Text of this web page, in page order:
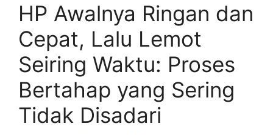
HP Awalnya Ringan dan
Cepat, Lalu Lemot
Seiring Waktu: Proses
Bertahap yang Sering
Tidak Disadari